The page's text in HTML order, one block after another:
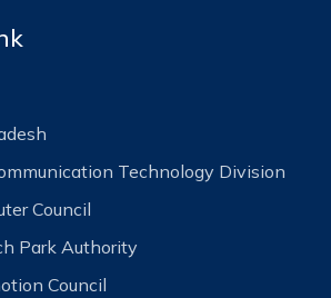
Technology Division
Council
Park Authority
Council